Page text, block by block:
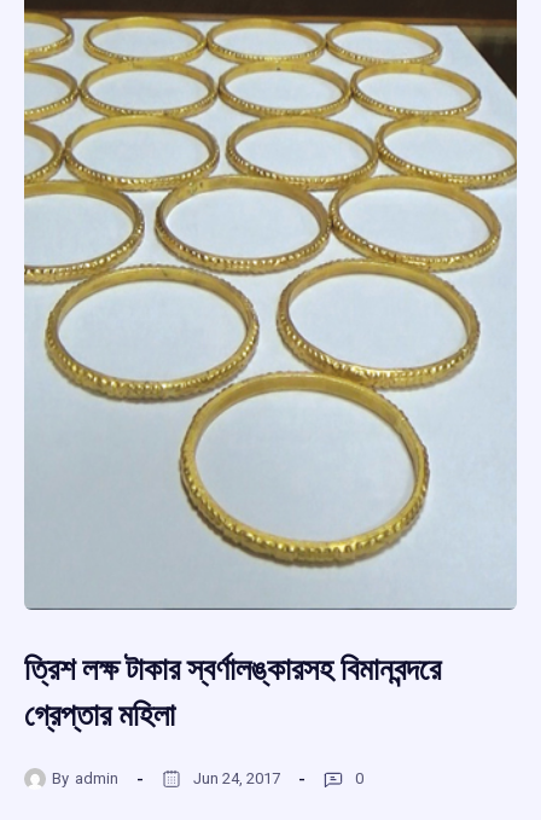
ত্রিশ লক্ষ টাকার স্বর্ণালঙ্কারসহ বিমানবন্দরে
গ্রেপ্তার মহিলা
By admin Jun 24, 2017 0